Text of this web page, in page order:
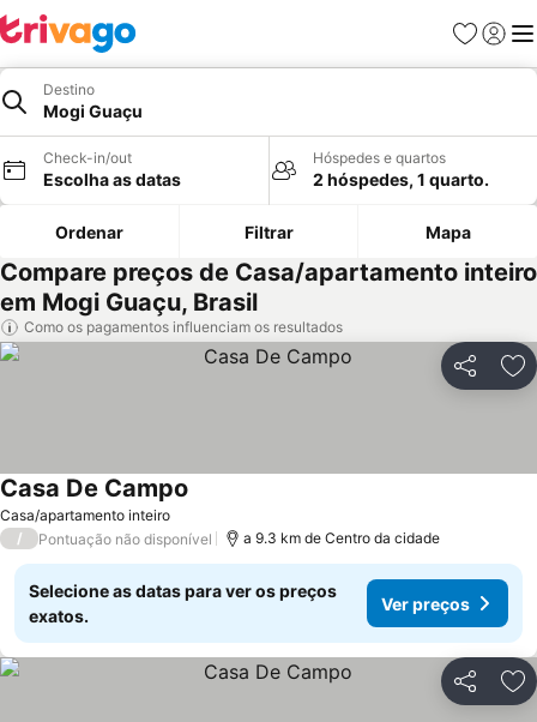
Favoritos
Iniciar
Destino
Mogi Guaçu
Check-in/out
Escolha as datas
Hóspedes e quartos
2 hóspedes, 1 quarto.
Ordenar Filtrar Mapa
Compare preços de Casa/apartamento inteiro
em Mogi Guaçu, Brasil
Como os pagamentos influenciam os resultados
Partilhar
Casa/apartamento inteiro
Casa De Campo
/ Pontuação não disponível a 9.3 km de Centro da cidade
Selecione as datas para ver os preços
exatos.
Ver preços
Partilhar